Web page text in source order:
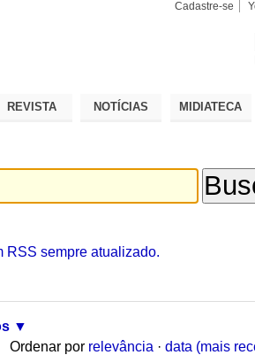
Cadastre-se
REVISTA NOTÍCIAS MIDIATECA
RSS sempre atualizado.
Ordenar por relevância · data (mais